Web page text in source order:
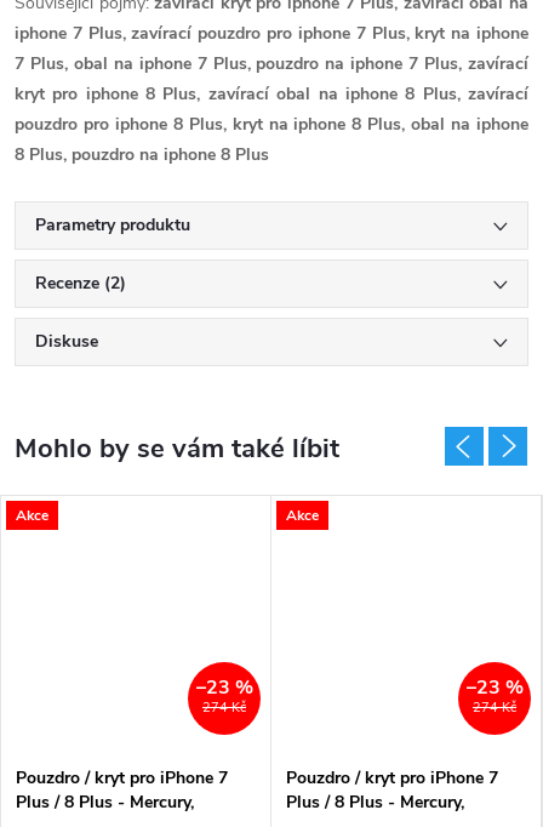
iphone 7 Plus, zavírací pouzdro pro iphone 7 Plus, kryt na iphone
7 Plus, obal na iphone 7 Plus, pouzdro na iphone 7 Plus, zavírací
kryt pro iphone 8 Plus, zavírací obal na iphone 8 Plus, zavírací
pouzdro pro iphone 8 Plus, kryt na iphone 8 Plus, obal na iphone
8 Plus, pouzdro na iphone 8 Plus
Parametry produktu
Recenze (2)
Diskuse
Akce
274 Kč
–23 %
Pouzdro / kryt pro iPhone 7
Plus / 8 Plus - Mercury,
Akce
274 Kč
–23 %
Pouzdro / kryt pro iPhone 7
Plus / 8 Plus - Mercury,